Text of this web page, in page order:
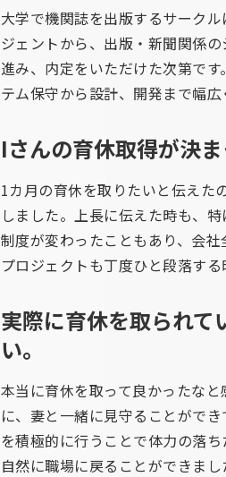
大学で機関誌を出版するサーク
ジェントから、出版・新聞関係
進み、内定をいただけた次第で
テム保守から設計、開発まで幅広
Iさんの育休取得が決
1カ月の育休を取りたいと伝えた
しました。上長に伝えた時も、
制度が変わったこともあり、会
プロジェクトも丁度ひと段落す
実際に育休を取られて
い。
本当に育休を取って良かったな
に、妻と一緒に見守ることがで
を積極的に行うことで体力の落
自然に職場に戻ることができまし